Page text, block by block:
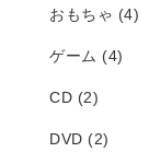
おもちゃ (4)
ゲーム (4)
CD (2)
DVD (2)